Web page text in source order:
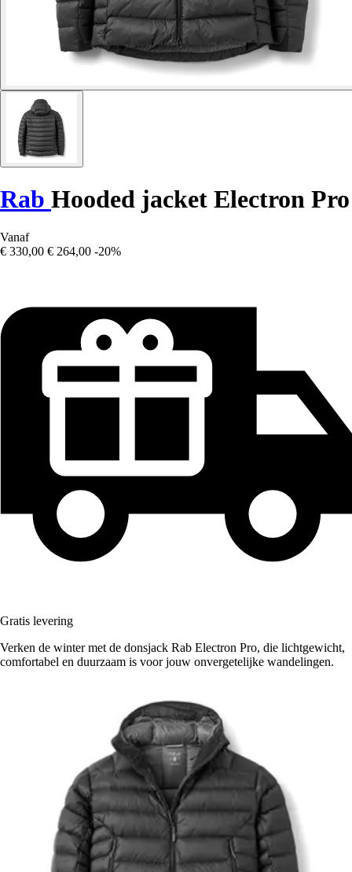
Rab Hooded jacket Electron Pro
Vanaf
€ 330,00 € 264,00 -20%
Gratis levering
Verken de winter met de donsjack Rab Electron Pro, die lichtgewicht,
comfortabel en duurzaam is voor jouw onvergetelijke wandelingen.